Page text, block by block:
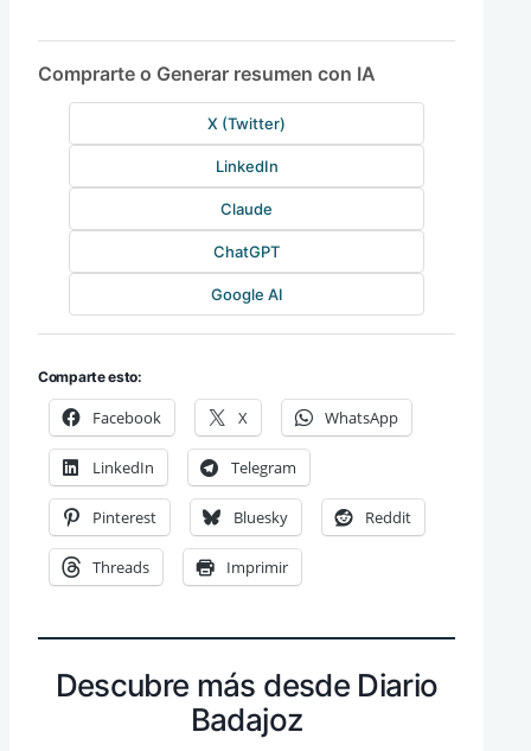
Comprarte o Generar resumen con IA
X (Twitter)
LinkedIn
Claude
ChatGPT
Google AI
Comparte esto:
Facebook X WhatsApp
LinkedIn Telegram
Pinterest Bluesky Reddit
Threads Imprimir
Descubre más desde Diario
Badajoz